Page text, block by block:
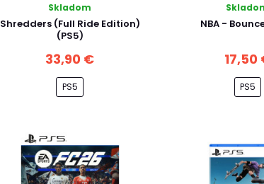
Skladom
Shredders (Full Ride Edition)
(PS5)
33,90 €
PS5
NBA -
17,50
PS5